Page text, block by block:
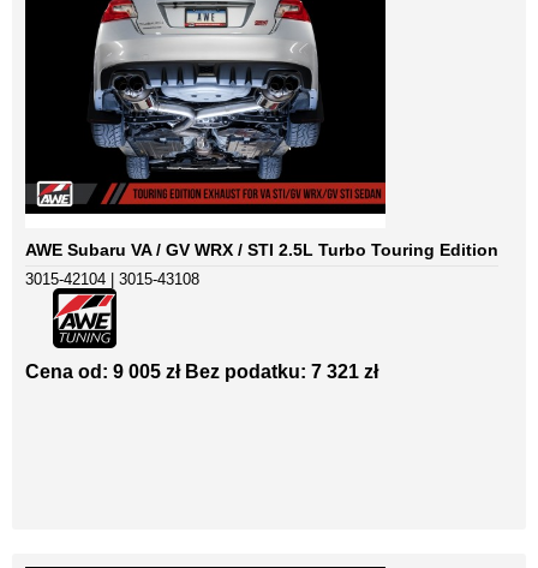
AWE Subaru VA / GV WRX / STI 2.5L Turbo Touring Edition
3015-42104 | 3015-43108
Cena od: 9 005 zł Bez podatku: 7 321 zł